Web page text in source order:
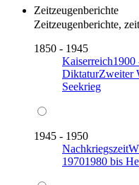
Zeitzeugenberichte
Zeitzeugenberichte,
1850 - 1945
Kaiserreich1900
DiktaturZweiter
Seekrieg
1945 - 1950
Nachkriegszeit
19701980 bis